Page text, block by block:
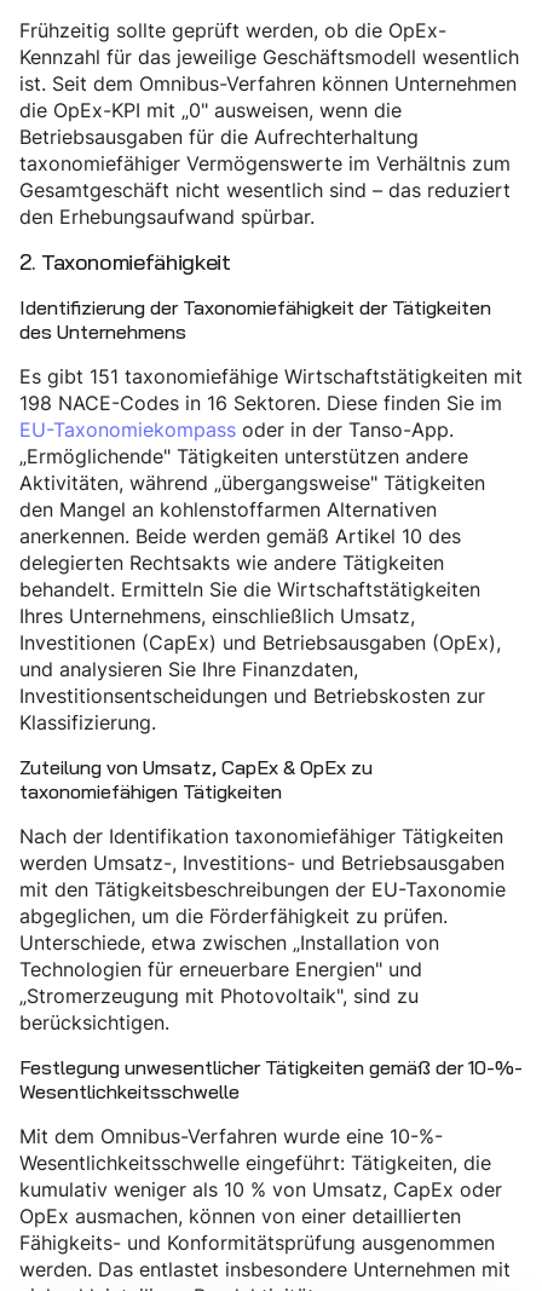
Frühzeitig sollte geprüft werden, ob die OpEx-
Kennzahl für das jeweilige Geschäftsmodell wesentlich
ist. Seit dem Omnibus-Verfahren können Unternehmen
die OpEx-KPI mit „0" ausweisen, wenn die
Betriebsausgaben für die Aufrechterhaltung
taxonomiefähiger Vermögenswerte im Verhältnis zum
Gesamtgeschäft nicht wesentlich sind – das reduziert
den Erhebungsaufwand spürbar.
2. Taxonomiefähigkeit
Identifizierung der Taxonomiefähigkeit der Tätigkeiten
des Unternehmens
Es gibt 151 taxonomiefähige Wirtschaftstätigkeiten mit
198 NACE-Codes in 16 Sektoren. Diese finden Sie im
EU-Taxonomiekompass oder in der Tanso-App.
„Ermöglichende" Tätigkeiten unterstützen andere
Aktivitäten, während „übergangsweise" Tätigkeiten
den Mangel an kohlenstoffarmen Alternativen
anerkennen. Beide werden gemäß Artikel 10 des
delegierten Rechtsakts wie andere Tätigkeiten
behandelt. Ermitteln Sie die Wirtschaftstätigkeiten
Ihres Unternehmens, einschließlich Umsatz,
Investitionen (CapEx) und Betriebsausgaben (OpEx),
und analysieren Sie Ihre Finanzdaten,
Investitionsentscheidungen und Betriebskosten zur
Klassifizierung.
Zuteilung von Umsatz, CapEx & OpEx zu
taxonomiefähigen Tätigkeiten
Nach der Identifikation taxonomiefähiger Tätigkeiten
werden Umsatz-, Investitions- und Betriebsausgaben
mit den Tätigkeitsbeschreibungen der EU-Taxonomie
abgeglichen, um die Förderfähigkeit zu prüfen.
Unterschiede, etwa zwischen „Installation von
Technologien für erneuerbare Energien" und
„Stromerzeugung mit Photovoltaik", sind zu
berücksichtigen.
Festlegung unwesentlicher Tätigkeiten gemäß der 10-%-
Wesentlichkeitsschwelle
Mit dem Omnibus-Verfahren wurde eine 10-%-
Wesentlichkeitsschwelle eingeführt: Tätigkeiten, die
kumulativ weniger als 10 % von Umsatz, CapEx oder
OpEx ausmachen, können von einer detaillierten
Fähigkeits- und Konformitätsprüfung ausgenommen
werden. Das entlastet insbesondere Unternehmen mit